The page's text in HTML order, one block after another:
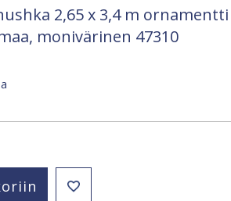
2,65 x 3,4 m ornamentti
monivärinen 47310